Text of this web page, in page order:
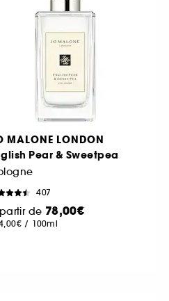
MALONE LONDON
Pear & Sweetpea
407
de 78,00€
/ 100ml